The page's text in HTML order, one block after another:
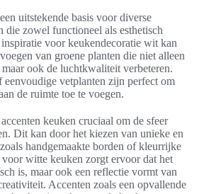
uitstekende basis voor diverse
die zowel functioneel als esthetisch
voor keukendecoratie wit kan
van groene planten die niet alleen
ook de luchtkwaliteit verbeteren.
eenvoudige vetplanten zijn perfect om
de ruimte toe te voegen.
keuken cruciaal om de sfeer
Dit kan door het kiezen van unieke en
handgemaakte borden of kleurrijke
witte keuken zorgt ervoor dat het
is, maar ook een reflectie vormt van
Accenten zoals een opvallende